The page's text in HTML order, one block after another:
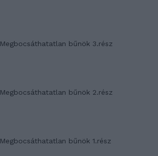
Megbocsáthatatlan bűnök 3.rész
Megbocsáthatatlan bűnök 2.rész
Megbocsáthatatlan bűnök 1.rész